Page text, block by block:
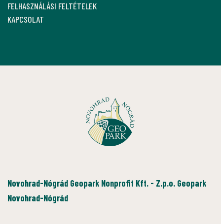
FELHASZNÁLÁSI FELTÉTELEK
KAPCSOLAT
Novohrad-Nógrád Geopark Nonprofit Kft. - Z.p.o. Geopark
Novohrad-Nógrád